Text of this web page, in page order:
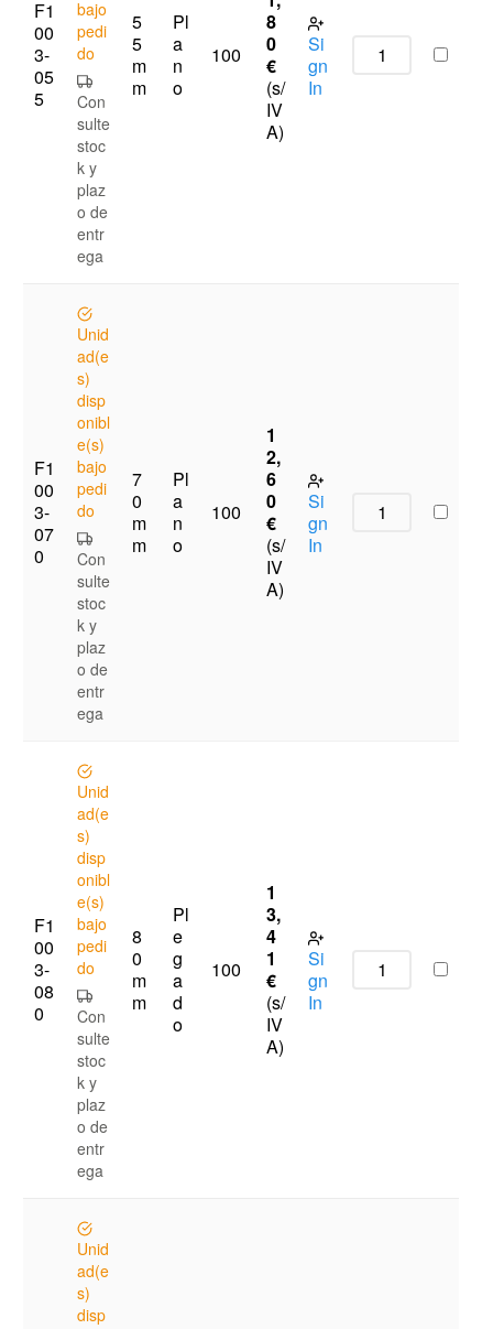
F1
00
3-
05
5
bajo
pedi
do
Con
sulte
stoc
k y
plaz
o de
entr
ega
5
5
m
m
Pl
a
n
o
100
8
0
€
(s/
IV
A)
Si
gn
In
F1
00
3-
07
0
Unid
ad(e
s)
disp
onibl
e(s)
bajo
pedi
do
Con
sulte
stoc
k y
plaz
o de
entr
ega
7
0
m
m
Pl
a
n
o
100
1
2,
6
0
€
(s/
IV
A)
Si
gn
In
F1
00
3-
08
0
Unid
ad(e
s)
disp
onibl
e(s)
bajo
pedi
do
Con
sulte
stoc
k y
plaz
o de
entr
ega
8
0
m
m
Pl
e
g
a
d
o
100
1
3,
4
1
€
(s/
IV
A)
Si
gn
In
Unid
ad(e
s)
disp